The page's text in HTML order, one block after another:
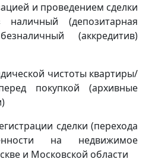
и проведением сделки
(депозитарная
(аккредитив)
чистоты квартиры/
покупкой (архивные
сделки (перехода
на недвижимое
и Московской области